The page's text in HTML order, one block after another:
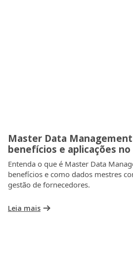
Master Data
benefícios e aplicações no
Entenda o que é Master Data
benefícios e como dados mestres
gestão de fornecedores.
Leia mais